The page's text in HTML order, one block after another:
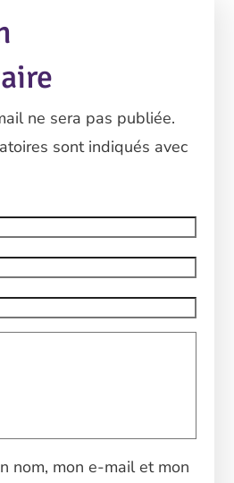
ne sera pas publiée.
sont indiqués avec
nom, mon e-mail et mon